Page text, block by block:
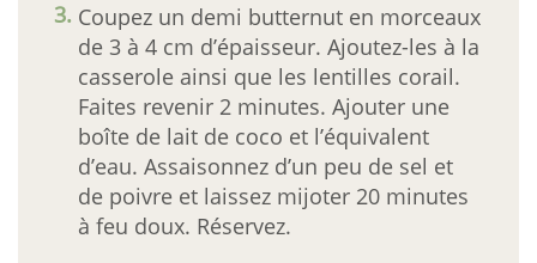
Coupez un demi butternut en morceaux
de 3 à 4 cm d’épaisseur. Ajoutez-les à la
casserole ainsi que les lentilles corail.
Faites revenir 2 minutes. Ajouter une
boîte de lait de coco et l’équivalent
d’eau. Assaisonnez d’un peu de sel et
de poivre et laissez mijoter 20 minutes
à feu doux. Réservez.